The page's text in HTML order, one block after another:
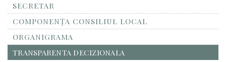
SECRETAR
COMPONENȚA CONSILIUL LOCAL
ORGANIGRAMA
TRANSPARENTA DECIZIONALA